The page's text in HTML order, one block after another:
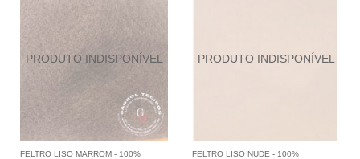
FELTRO LISO MARROM - 100%
FELTRO LISO NUDE - 100%